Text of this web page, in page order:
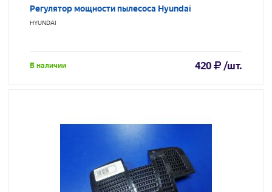
Регулятор мощности пылесоса Hyundai
HYUNDAI
В наличии 420 /шт.